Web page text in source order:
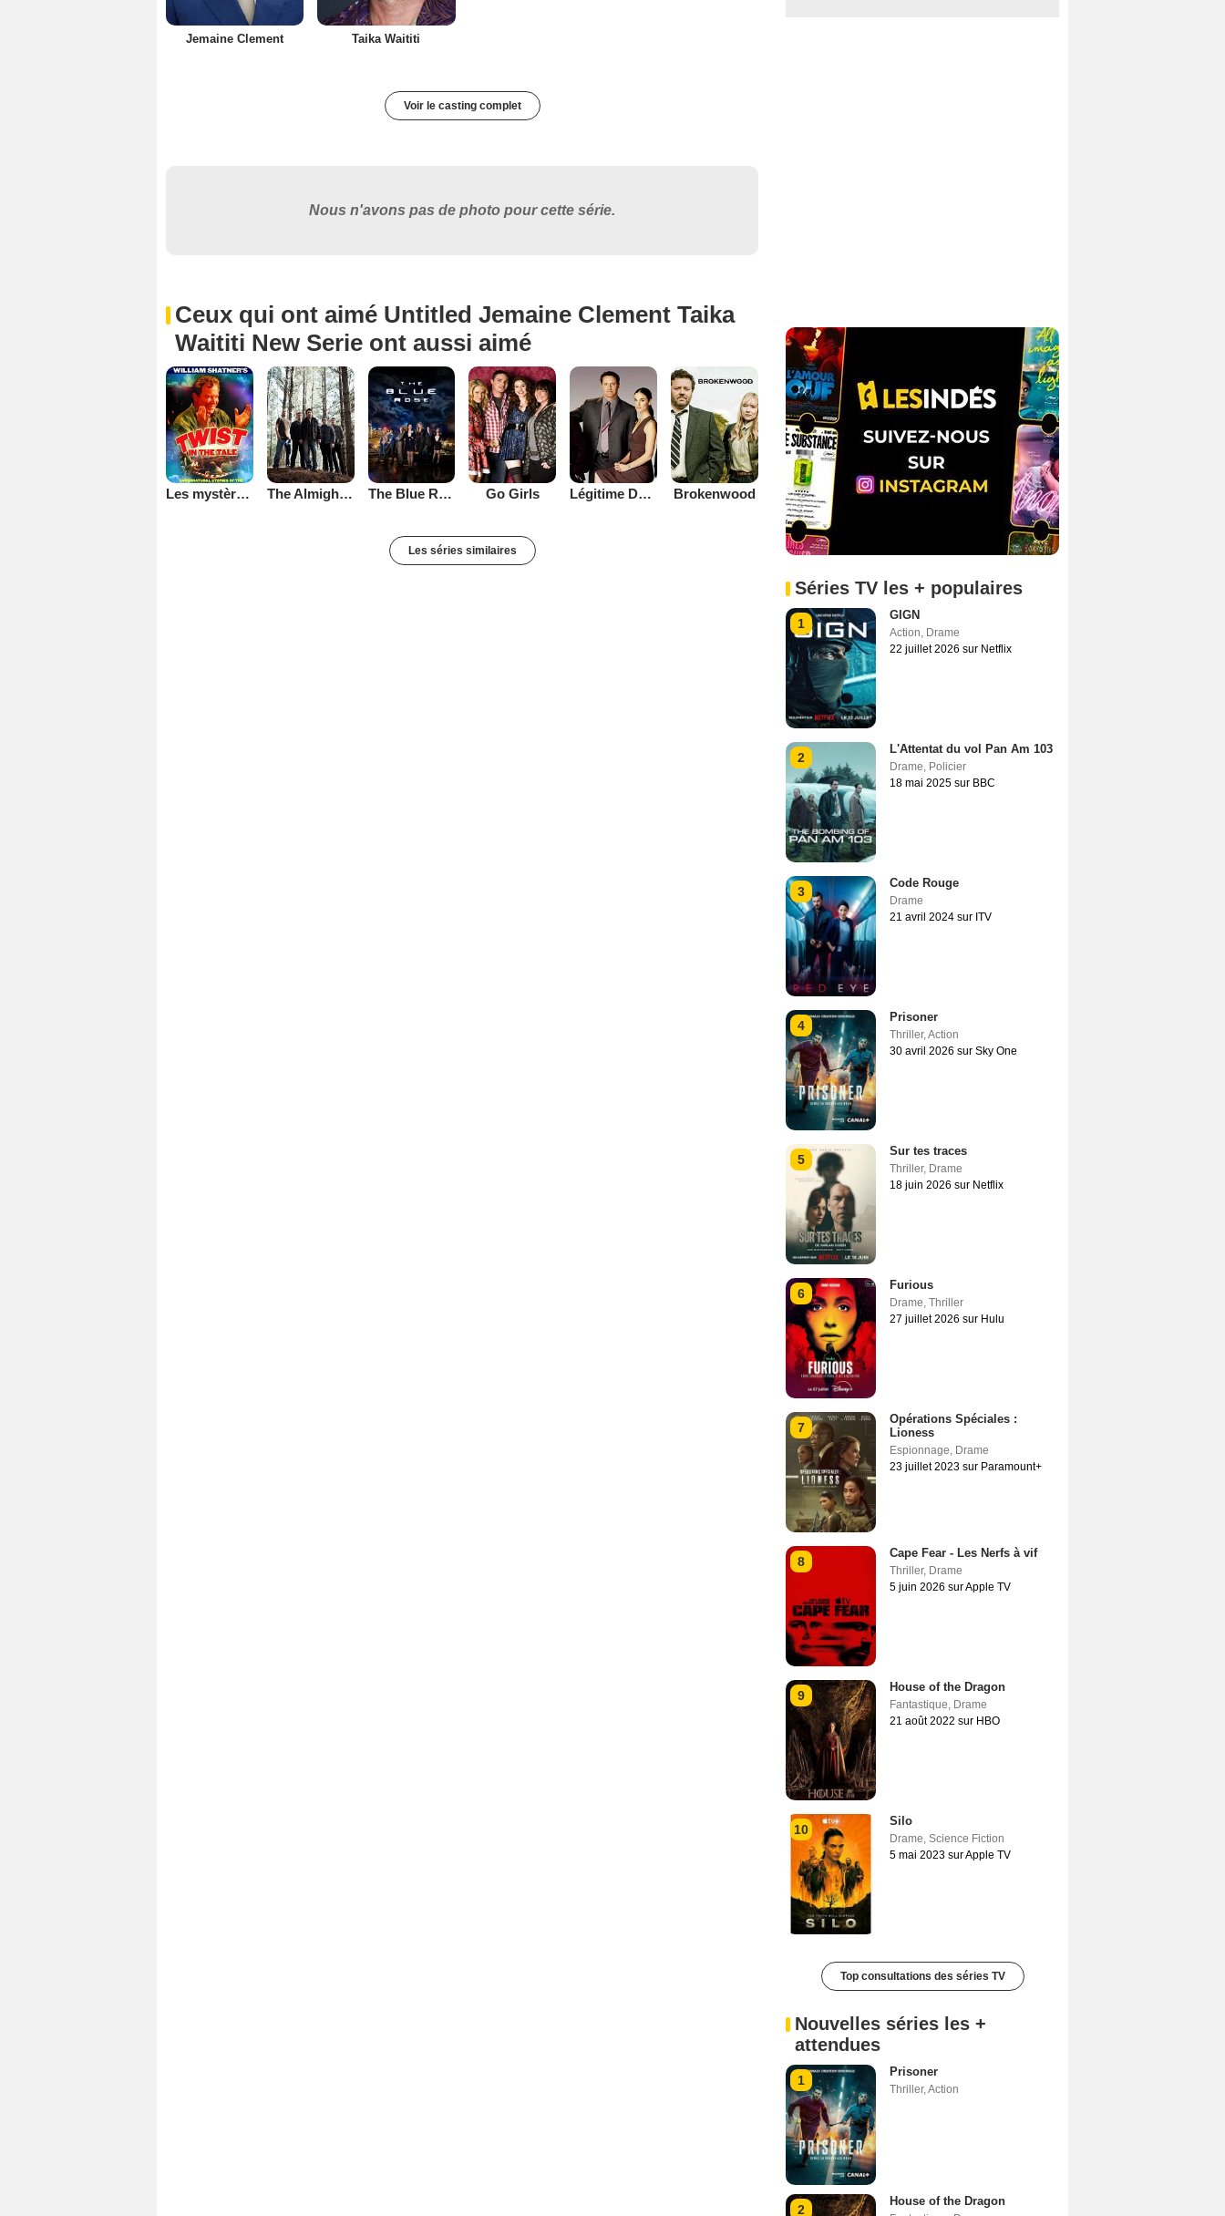
Jemaine Clement Taika Waititi
Voir le casting complet
Nous n'avons pas de photo pour cette série.
Ceux qui ont aimé Untitled Jemaine Clement Taika
Waititi New Serie ont aussi aimé
Les mystères de la bibliothèque The Almighty Johnsons The Blue Rose Go Girls Légitime Défense Brokenwood
Les séries similaires
Séries TV les + populaires
1
GIGN
Action, Drame
22 juillet 2026 sur Netflix
2
L'Attentat du vol Pan Am 103
Drame, Policier
18 mai 2025 sur BBC
3
Code Rouge
Drame
21 avril 2024 sur ITV
4
Prisoner
Thriller,Action
30 avril 2026 sur Sky One
5
Sur tes traces
Thriller, Drame
18 juin 2026 sur Netflix
6
Furious
Drame, Thriller
27 juillet 2026 sur Hulu
7
Opérations Spéciales :
Lioness
Espionnage, Drame
23 juillet 2023 sur Paramount+
8
Cape Fear - Les Nerfs à vif
Thriller, Drame
5 juin 2026 sur Apple TV
9
House of the Dragon
Fantastique, Drame
21 août 2022 sur HBO
10
Silo
Drame, Science Fiction
5 mai 2023 sur Apple TV
Top consultations des séries TV
Nouvelles séries les +
attendues
1
Prisoner
Thriller,Action
2
House of the Dragon